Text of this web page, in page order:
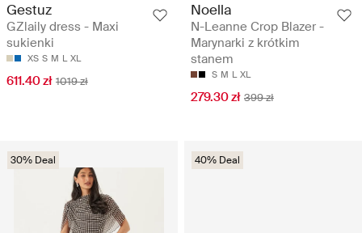
Gestuz
GZlaily dress - Maxi
sukienki
XS S M L XL
611.40 zł 1019 zł
Noella
N-Leanne Crop Blazer -
Marynarki z krótkim
stanem
S M L XL
279.30 zł 399 zł
30% Deal 40% Deal